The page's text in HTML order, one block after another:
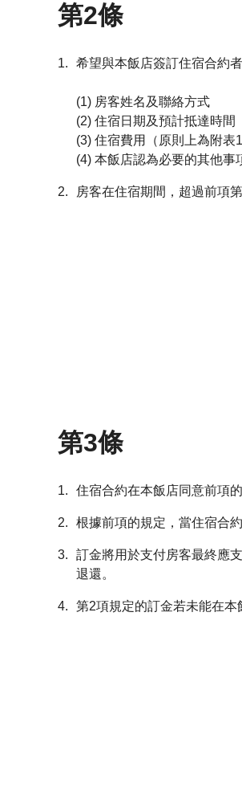
第2條
1. 希望與本飯店簽訂住宿合約
(1) 房客姓名及聯絡方式
(2) 住宿日期及預計抵達時間
(3) 住宿費用（原則上為附表
(4) 本飯店認為必要的其他事
2. 房客在住宿期間，超過前項
第3條
1. 住宿合約在本飯店同意前項
2. 根據前項的規定，當住宿合
3.
訂金將用於支付房客最終應
退還。
4. 第2項規定的訂金若未能在